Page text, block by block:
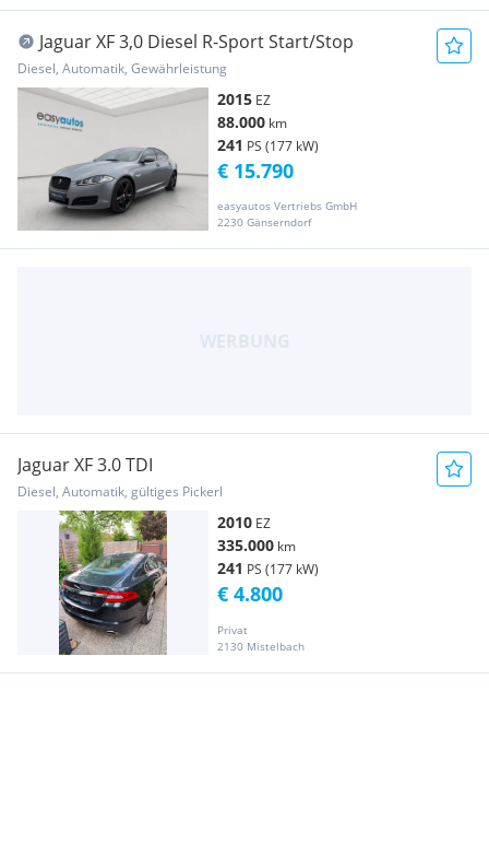
Jaguar XF 3,0 Diesel R-Sport Start/Stop
Diesel, Automatik, Gewährleistung
2015 EZ
88.000 km
241 PS (177 kW)
easyautos Vertriebs GmbH
2230 Gänserndorf
€ 15.790
Jaguar XF 3.0 TDI
Diesel, Automatik, gültiges Pickerl
2010 EZ
335.000 km
241 PS (177 kW)
Privat
2130 Mistelbach
€ 4.800